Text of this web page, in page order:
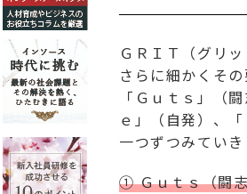
ＧＲＩＴ（グリ
さらに細かくそ
「Ｇｕｔｓ」（
ｅ」（自発）、
一つずつみていき
① Ｇｕｔｓ（闘